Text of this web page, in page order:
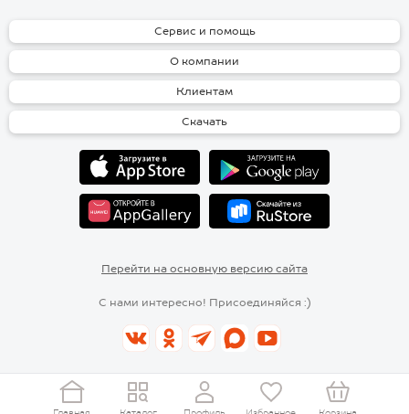
Сервис и помощь
О компании
Клиентам
Скачать
Перейти на основную версию сайта
С нами интересно! Присоединяйся :)